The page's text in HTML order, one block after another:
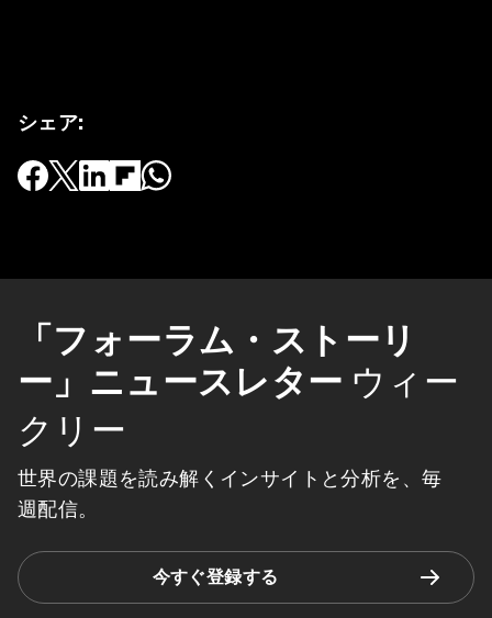
シェア:
「フォーラム・ストーリ
ー」ニュースレター ウィー
クリー
世界の課題を読み解くインサイトと分析を、毎
週配信。
今すぐ登録する